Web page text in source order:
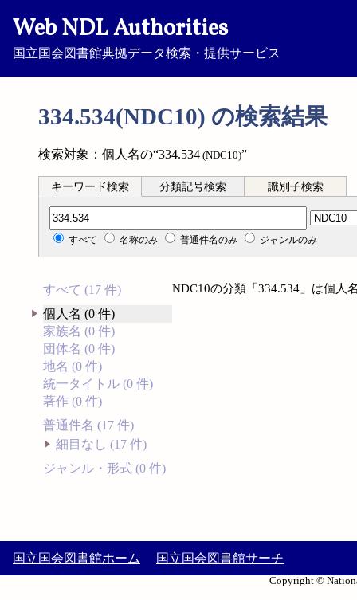
Web NDL Authorities
国立国会図書館典拠データ検索・提供サービス
334.534(NDC10) の検索結果
検索対象：個人名の“334.534 (NDC10)”
キーワード検索 分類記号検索 識別子検索
分類記号検索
すべて 名称のみ 普通件名のみ ジャンルのみ
すべて (17 件)
個人名 (0 件)
家族名 (0 件)
団体名 (0 件)
地名 (0 件)
統一タイトル (0 件)
著作 (0 件)
普通件名 (17 件)
細目なし (17 件)
ジャンル・形式 (0 件)
NDC10の分類「334.534」は個人
国立国会図書館ホーム 国立国会図書館サーチ
Copyright ©